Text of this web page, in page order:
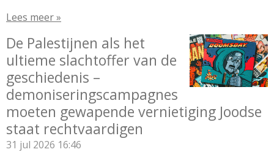
Lees meer »
De Palestijnen als het
ultieme slachtoffer van de
geschiedenis –
demoniseringscampagnes
moeten gewapende vernietiging Joodse
staat rechtvaardigen
31 jul 2026 16:46